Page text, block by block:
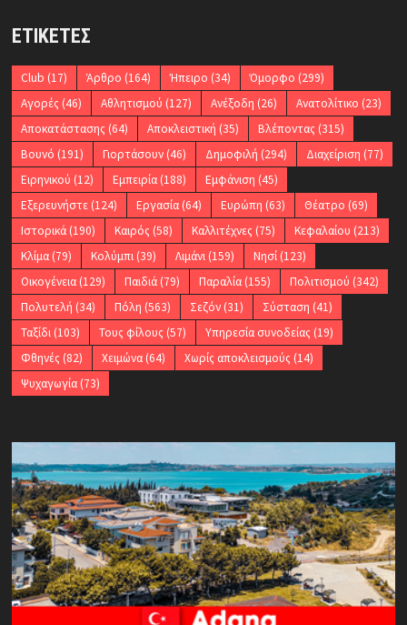
ΕΤΙΚΈΤΕΣ
Club (17) Άρθρο (164) Ήπειρο (34) Όμορφο (299)
Αγορές (46) Αθλητισμού (127) Ανέξοδη (26) Ανατολίτικο (23)
Αποκατάστασης (64) Αποκλειστική (35) Βλέποντας (315)
Βουνό (191) Γιορτάσουν(46) Δημοφιλή (294) Διαχείριση (77)
Ειρηνικού (12) Εμπειρία(188) Εμφάνιση (45)
Εξερευνήστε(124) Εργασία(64) Ευρώπη (63) Θέατρο (69)
Ιστορικά(190) Καιρός (58) Καλλιτέχνες (75) Κεφαλαίου (213)
Κλίμα(79) Κολύμπι(39) Λιμάνι(159) Νησί(123)
Οικογένεια(129) Παιδιά(79) Παραλία(155) Πολιτισμού (342)
Πολυτελή (34) Πόλη (563) Σεζόν(31) Σύσταση (41)
Ταξίδι(103) Τους φίλους (57) Υπηρεσία συνοδείας (19)
Φθηνές (82) Χειμώνα(64) Χωρίς αποκλεισμούς (14)
Ψυχαγωγία(73)